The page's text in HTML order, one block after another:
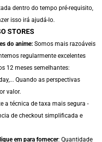
dentro do tempo pré-requisito,
isso irá ajudá-lo.
STORES
do anime: Somos mais razoáveis
regularmente excelentes
12 meses semelhantes:
Quando as perspectivas
valor.
a técnica de taxa mais segura -
de checkout simplificada e
em para fornecer: Quantidade